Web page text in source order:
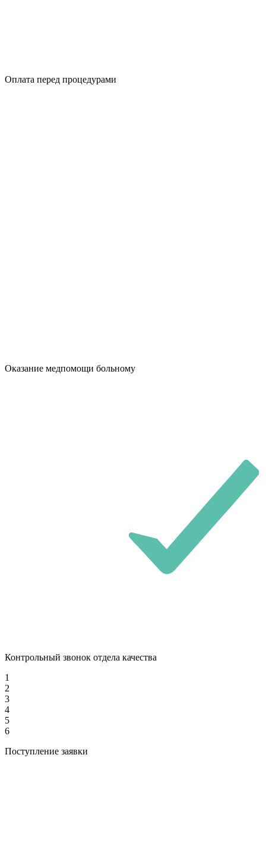
Оплата перед процедурами
Оказание медпомощи больному
Контрольный звонок отдела качества
1
2
3
4
5
6
Поступление заявки